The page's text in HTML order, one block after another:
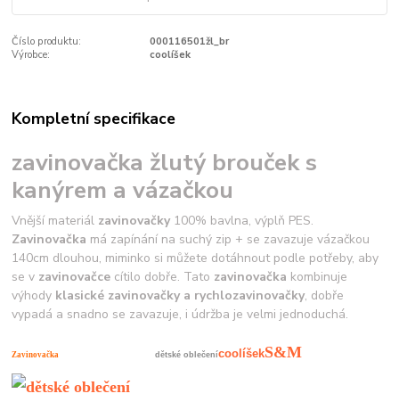
Číslo produktu:
000116501žl_br
Výrobce:
coolíšek
Kompletní specifikace
zavinovačka žlutý brouček s
kanýrem a vázačkou
Vnější materiál zavinovačky 100% bavlna, výplň PES.
Zavinovačka má zapínání na suchý zip + se zavazuje vázačkou
140cm dlouhou, miminko si můžete dotáhnout podle potřeby, aby
se v zavinovačce cítilo dobře. Tato zavinovačka kombinuje
výhody klasické zavinovačky a rychlozavinovačky, dobře
vypadá a snadno se zavazuje, i údržba je velmi jednoduchá.
Zavinovačkadětské oblečenícoolíšekS&M